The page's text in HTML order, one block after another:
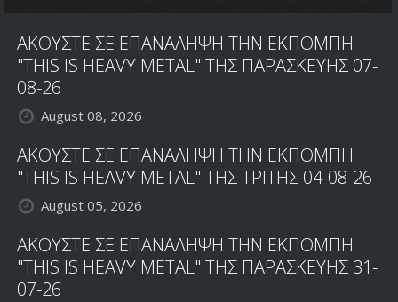
ΑΚΟΥΣΤΕ ΣΕ ΕΠΑΝΑΛΗΨΗ ΤΗΝ ΕΚΠΟΜΠΗ
"THIS IS HEAVY METAL" ΤΗΣ ΠΑΡΑΣΚΕΥΗΣ 07-
08-26
August 08, 2026
ΑΚΟΥΣΤΕ ΣΕ ΕΠΑΝΑΛΗΨΗ ΤΗΝ ΕΚΠΟΜΠΗ
"THIS IS HEAVY METAL" ΤΗΣ ΤΡΙΤΗΣ 04-08-26
August 05, 2026
ΑΚΟΥΣΤΕ ΣΕ ΕΠΑΝΑΛΗΨΗ ΤΗΝ ΕΚΠΟΜΠΗ
"THIS IS HEAVY METAL" ΤΗΣ ΠΑΡΑΣΚΕΥΗΣ 31-
07-26